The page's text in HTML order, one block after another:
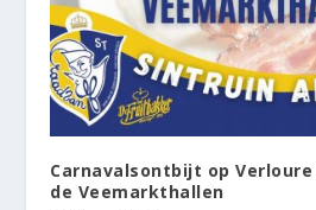
Carnavalsontbijt op
de Veemarkthallen